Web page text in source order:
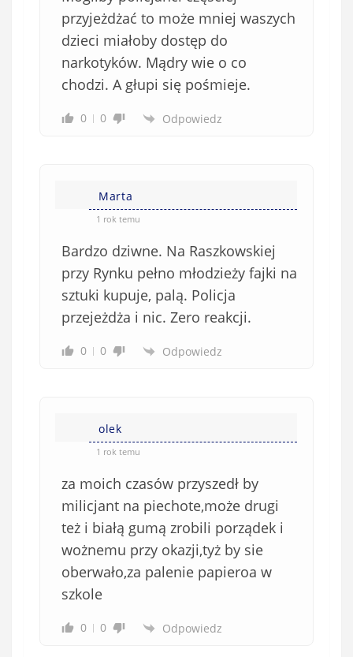
przyjeżdżać to może mniej waszych
dzieci miałoby dostęp do
narkotyków. Mądry wie o co
chodzi. A głupi się pośmieje.
0 0 Odpowiedz
Marta
1 rok temu
Bardzo dziwne. Na Raszkowskiej
przy Rynku pełno młodzieży fajki na
sztuki kupuje, palą. Policja
przejeżdża i nic. Zero reakcji.
0 0 Odpowiedz
olek
1 rok temu
za moich czasów przyszedł by
milicjant na piechote,może drugi
też i białą gumą zrobili porządek i
wożnemu przy okazji,tyż by sie
oberwało,za palenie papieroa w
szkole
0 0 Odpowiedz